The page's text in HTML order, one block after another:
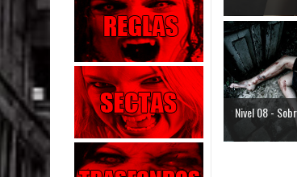
Nivel 08 -